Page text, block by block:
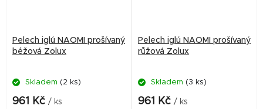
Pelech iglú NAOMI prošívaný
béžová Zolux
Skladem (2 ks)
961 Kč / ks
Pelech iglú NAOMI prošívaný
růžová Zolux
Skladem (3 ks)
961 Kč / ks